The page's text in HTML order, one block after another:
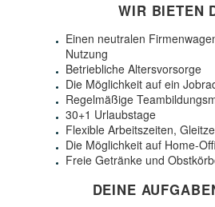
WIR BIETEN
Einen neutralen
Nutzung
Betriebliche Altersvorsorge
Die Möglichkeit auf ein
Regelmäßige
30+1 Urlaubstage
Flexible Arbeitszeiten,
Die Möglichkeit auf Home-
Freie Getränke und
DEINE